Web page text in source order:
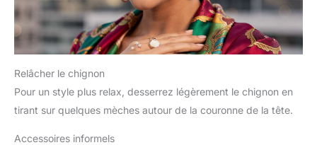
Relâcher le chignon
Pour un style plus relax, desserrez légèrement le chignon en
tirant sur quelques mèches autour de la couronne de la tête.
Accessoires informels